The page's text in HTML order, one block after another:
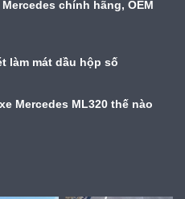
chính hãng, OEM
làm mát dầu hộp số
Mercedes ML320 thế nào